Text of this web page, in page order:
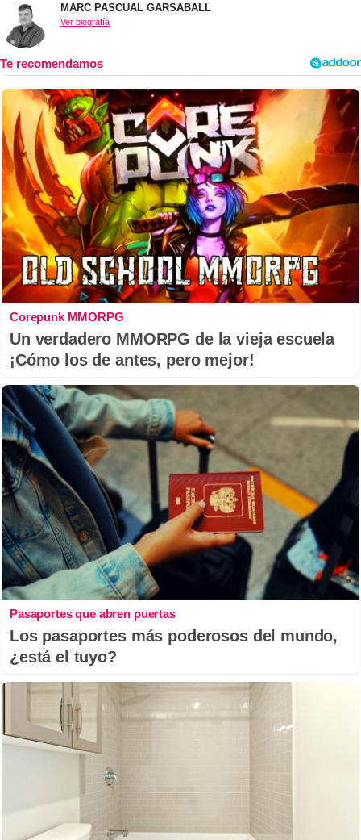
MARC PASCUAL GARSABALL
Ver biografía
Corepunk MMORPG
Un verdadero MMORPG de la vieja escuela
¡Cómo los de antes, pero mejor!
Pasaportes que abren puertas
Los pasaportes más poderosos del mundo,
¿está el tuyo?